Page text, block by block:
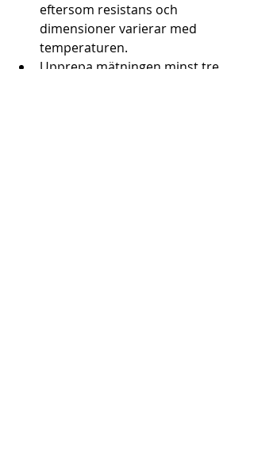
eftersom resistans och
dimensioner varierar med
temperaturen.
Upprepa mätningen minst tre